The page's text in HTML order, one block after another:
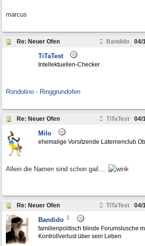
marcus
Re: Neuer Ofen Bandido 04/
TiTaTest
Intellektuellen-Checker
Rondolino - Ringgrundofen
Re: Neuer Ofen TiTaTest 04/
Milo
ehemalige Vorsitzende Laternenclub
Allein die Namen sind schon gail....
Re: Neuer Ofen TiTaTest 04/
Bandido
familienpolitisch blinde Forumslusche
Kontrollverlust über sein Leben